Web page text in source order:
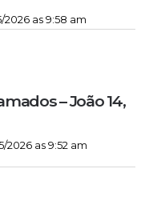
2026 as 9:58 am
– João 14,
2026 as 9:52 am